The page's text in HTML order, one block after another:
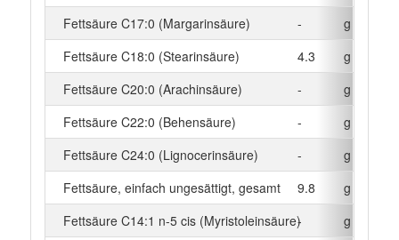
Fettsäure C17:0 (Margarinsäure)
-
g
Fettsäure C18:0 (Stearinsäure)
4.3
g
Fettsäure C20:0 (Arachinsäure)
-
g
Fettsäure C22:0 (Behensäure)
-
g
Fettsäure C24:0 (Lignocerinsäure)
-
g
Fettsäure, einfach ungesättigt, gesamt
9.8
g
Fettsäure C14:1 n-5 cis (Myristoleinsäure)-
g